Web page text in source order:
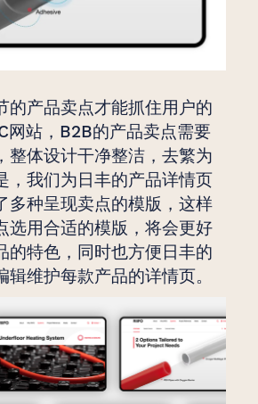
的产品卖点才能抓住用户的
网站，B2B的产品卖点需要
整体设计干净整洁，去繁为
，我们为日丰的产品详情页
多种呈现卖点的模版，这样
选用合适的模版，将会更好
的特色，同时也方便日丰的
维护每款产品的详情页。